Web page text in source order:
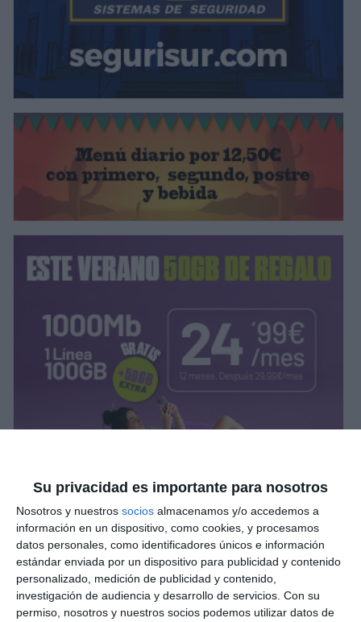
Su privacidad es importante para nosotros
Nosotros y nuestros socios almacenamos y/o accedemos a
información en un dispositivo, como cookies, y procesamos
datos personales, como identificadores únicos e información
estándar enviada por un dispositivo para publicidad y contenido
personalizado, medición de publicidad y contenido,
investigación de audiencia y desarrollo de servicios. Con su
permiso, nosotros y nuestros socios podemos utilizar datos de